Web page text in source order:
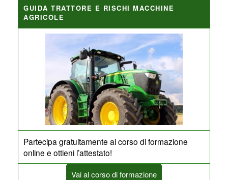
GUIDA TRATTORE E RISCHI MACCHINE
AGRICOLE
Partecipa gratuitamente al corso di formazione
online e ottieni l’attestato!
Vai al corso di formazione